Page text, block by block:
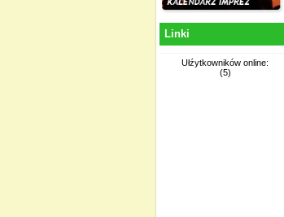
Linki
Ułźytkowników online:
(5)